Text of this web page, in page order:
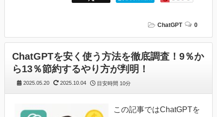
ChatGPT 0
ChatGPTを安く使う方法を徹底調査！9％か
ら13％節約するやり方が判明！
2025.05.20 2025.10.04 目安時間 10分
この記事ではChatGPTを